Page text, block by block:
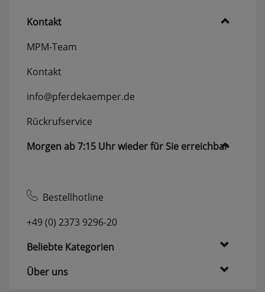
Kontakt
MPM-Team
Kontakt
info@pferdekaemper.de
Rückrufservice
Morgen ab 7:15 Uhr wieder für Sie erreichbar
Bestellhotline
+49 (0) 2373 9296-20
Beliebte Kategorien
Über uns